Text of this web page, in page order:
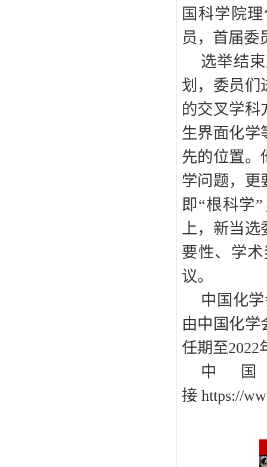
国科学院
员，首届委
选举结
划，委员们
的交叉学科
生界面化学
先的位置。
学问题，更
即“根科学
上，新当选
要性、学
议。
中国化
由中国化学
任期至2022
中
接 https://